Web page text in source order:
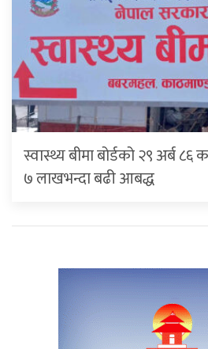
स्वास्थ्य बीमा बोर्डको २९ अर्ब ८६
७ लाखभन्दा बढी आबद्ध